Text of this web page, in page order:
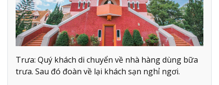
Trưa: Quý khách di chuyển về nhà hàng dùng bữa
trưa. Sau đó đoàn về lại khách sạn nghỉ ngơi.